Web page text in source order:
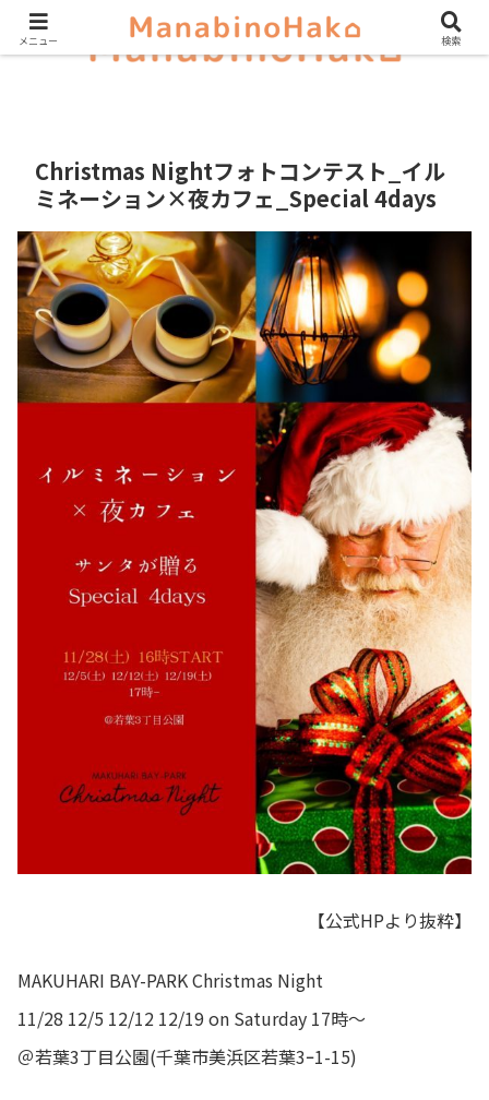
Christmas Nightフォトコンテスト_イル
ミネーション×夜カフェ_Special 4days
【公式HPより抜粋】
MAKUHARI BAY-PARK Christmas Night
11/28 12/5 12/12 12/19 on Saturday 17時～
＠若葉3丁目公園(千葉市美浜区若葉3ｰ1-15)
メニュー 検索